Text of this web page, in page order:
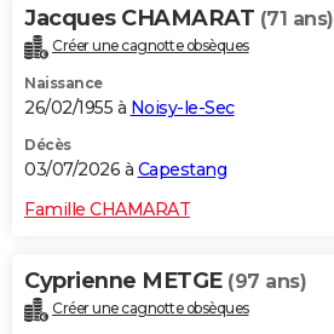
Bricolage
Lifestyle
Culture
Sport
Auto
Television
Voyage
Cinema
Jacques CHAMARAT (71 ans)
Créer une cagnotte obsèques
Naissance
26/02/1955 à Noisy-le-Sec
Décès
03/07/2026 à Capestang
Famille CHAMARAT
Cyprienne METGE (97 ans)
Créer une cagnotte obsèques